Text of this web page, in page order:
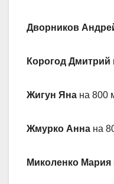
Дворников
Корогод Дмитрий
Жигун Яна на 800
Жмурко Анна на
Миколенко Мария